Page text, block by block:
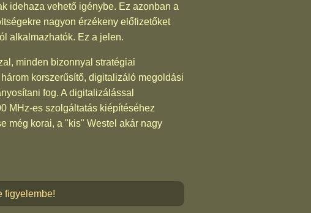
idehaza vehető igénybe. Ez azonban a
nagyon érzékeny előfizetőket
alkalmazhatók. Ez a jelen.
minden bizonnyal stratégiai
korszerűsítő, digitalizáló megoldási
fog. A digitalizálással
MHz-es szolgáltatás kiépítéséhez
még korai, a "kis" Westel akár nagy
figyelembe!